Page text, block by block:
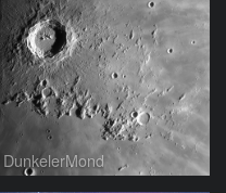
DunkelerMond